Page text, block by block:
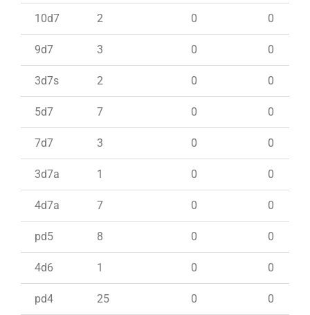
10d7 2 0 0
9d7 3 0 0
3d7s 2 0 0
5d7 7 0 0
7d7 3 0 0
3d7a 1 0 0
4d7a 7 0 0
pd5 8 0 0
4d6 1 0 0
pd4 25 0 0